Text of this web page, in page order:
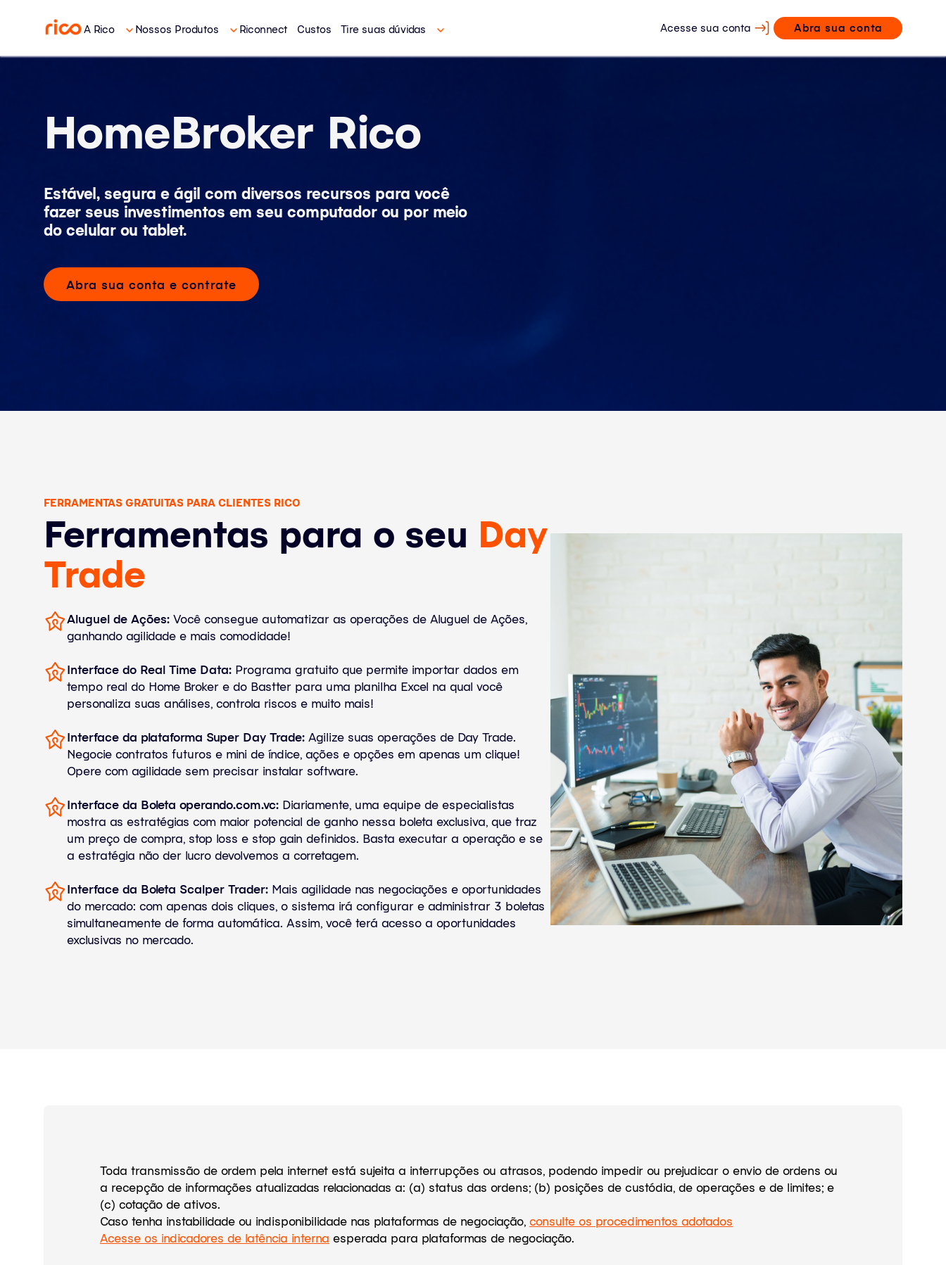
A Rico Nossos Produtos Riconnect Custos Tire suas dúvidas Acesse sua conta Abra sua conta
HomeBroker Rico
Estável, segura e ágil com diversos recursos para você
fazer seus investimentos em seu computador ou por meio
do celular ou tablet.
Abra sua conta e contrate
FERRAMENTAS GRATUITAS PARA CLIENTES RICO
Ferramentas para o seu Day
Trade
Aluguel de Ações: Você consegue automatizar as operações de Aluguel de Ações,
ganhando agilidade e mais comodidade!
Interface do Real Time Data: Programa gratuito que permite importar dados em
tempo real do Home Broker e do Bastter para uma planilha Excel na qual você
personaliza suas análises, controla riscos e muito mais!
Interface da plataforma Super Day Trade: Agilize suas operações de Day Trade.
Negocie contratos futuros e mini de índice, ações e opções em apenas um clique!
Opere com agilidade sem precisar instalar software.
Interface da Boleta operando.com.vc: Diariamente, uma equipe de especialistas
mostra as estratégias com maior potencial de ganho nessa boleta exclusiva, que traz
um preço de compra, stop loss e stop gain definidos. Basta executar a operação e se
a estratégia não der lucro devolvemos a corretagem.
Interface da Boleta Scalper Trader: Mais agilidade nas negociações e oportunidades
do mercado: com apenas dois cliques, o sistema irá configurar e administrar 3 boletas
simultaneamente de forma automática. Assim, você terá acesso a oportunidades
exclusivas no mercado.
Toda transmissão de ordem pela internet está sujeita a interrupções ou atrasos, podendo impedir ou prejudicar o envio de ordens ou
a recepção de informações atualizadas relacionadas a: (a) status das ordens; (b) posições de custódia, de operações e de limites; e
(c) cotação de ativos.
Caso tenha instabilidade ou indisponibilidade nas plataformas de negociação, consulte os procedimentos adotados
Acesse os indicadores de latência interna esperada para plataformas de negociação.